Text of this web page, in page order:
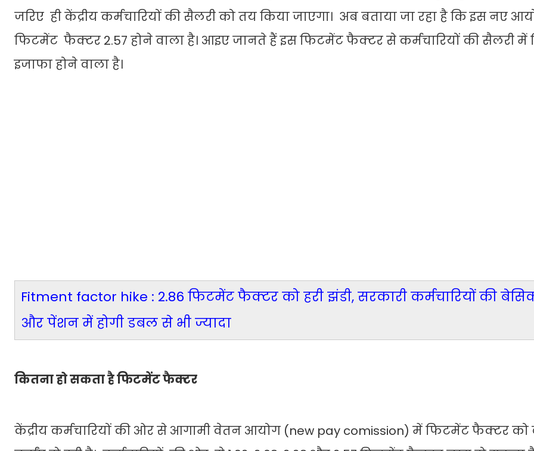
जरिए ही केंद्रीय कर्मचारियों की सैलरी को तय किया जाएगा। अब बताया जा रहा है कि इस नए
फिटमेंट फैक्टर 2.57 होने वाला है। आइए जानते हैं इस फिटमेंट फैक्टर से कर्मचारियों की सैलरी में
इजाफा होने वाला है।
Fitment factor hike : 2.86 फिटमेंट फैक्टर को हरी झंडी, सरकारी कर्मचारियों की
और पेंशन में होगी डबल से भी ज्यादा
कितना हो सकता है फिटमेंट फैक्टर
केंद्रीय कर्मचारियों की ओर से आगामी वेतन आयोग (new pay comission) में फिटमेंट फैक्टर